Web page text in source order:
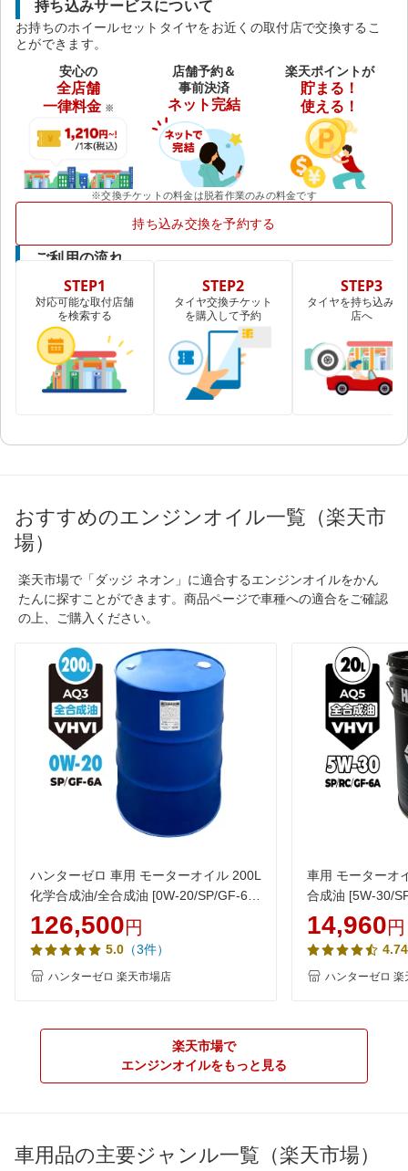
持ち込みサービスについて
お持ちのホイールセットタイヤをお近くの取付店で交換するこ
とができます。
安心の
全店舗
一律料金 ※
店舗予約＆
事前決済
ネット完結
楽天ポイントが
貯まる！
使える！
※交換チケットの料金は脱着作業のみの料金です
持ち込み交換を予約する
ご利用の流れ
STEP1
対応可能な取付店舗
を検索する
STEP2
タイヤ交換チケット
を購入して予約
STEP3
タイヤを持ち込み取
店へ
おすすめのエンジンオイル一覧（楽天市
場）
楽天市場で「ダッジ ネオン」に適合するエンジンオイルをかん
たんに探すことができます。商品ページで車種への適合をご確認
の上、ご購入ください。
ハンターゼロ 車用 モーターオイル 200L
化学合成油/全合成油 [0W-20/SP/GF-6A]
AQ3 100％化学合成油 VHVI 自動車用エ
ンジンオイル【法人限定】
126,500円
5.0 （3件）
ハンターゼロ 楽天市場店
車用 モーターオ
合成油 [5W-30/
動車用エンジン
ロ
14,960円
4.74
ハンターゼロ 楽
楽天市場で
エンジンオイルをもっと見る
車用品の主要ジャンル一覧（楽天市場）